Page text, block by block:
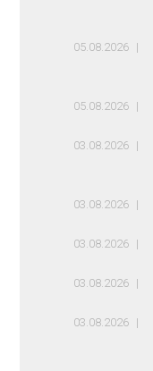
05.08.2026
05.08.2026
03.08.2026
03.08.2026
03.08.2026
03.08.2026
03.08.2026